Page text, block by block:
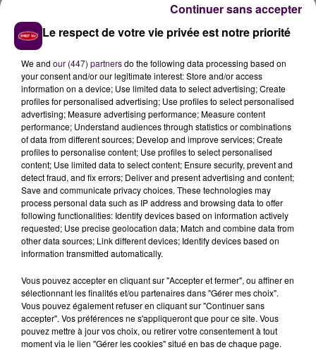
Âgée de 53 ans, la victime a été blessée aux jambes
complètent les pompiers, et évacuée vers l'hôpital de
Lisieux"en urgence relative"
jours ne sont pas en danger. Le conducteur du
tracteur, lui, a été"laissé sur place".
À LA UNE
7 août 2026
Gagnez vos pass pour le V and B Fest' 2026 !
Le respect de votre vie privée est notre priorité
We and our (447) partnersdo the following data processing based on
your consent and/or our legitimate interest: Store and/or access
information on a device; Use limited data to select advertising; Create
profiles for personalised advertising; Use profiles to select personalised
advertising; Measure advertising performance; Measure content
performance; Understand audiences through statistics or combinations
of data from different sources; Develop and improve services; Create
profiles to personalise content; Use profiles to select personalised
content; Use limited data to select content; Ensure security, prevent and
detect fraud, and fix errors; Deliver and present advertising and content;
Save and communicate privacy choices. These technologies may
process personal data such as IP address and browsing data to offer
following functionalities: Identify devices based on information actively
requested; Use precise geolocation data; Match and combine data from
other data sources; Link different devices; Identify devices based on
information transmitted automatically.
Vous pouvez accepter en cliquant sur "Accepter et fermer", ou affiner en
sélectionnant les finalités et/ou partenaires dans "Gérer mes choix".
Vous pouvez également refuser en cliquant sur "Continuer sans
accepter". Vos préférences ne s'appliqueront que pour ce site. Vous
pouvez mettre à jour vos choix, ou retirer votre consentement à tout
moment via le lien "Gérer les cookies" situé en bas de chaque page.
Continuer sans accepter